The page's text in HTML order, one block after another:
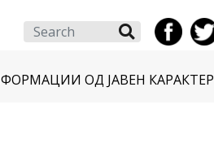
Search
ОД ЈАВЕН КАРАКТЕР